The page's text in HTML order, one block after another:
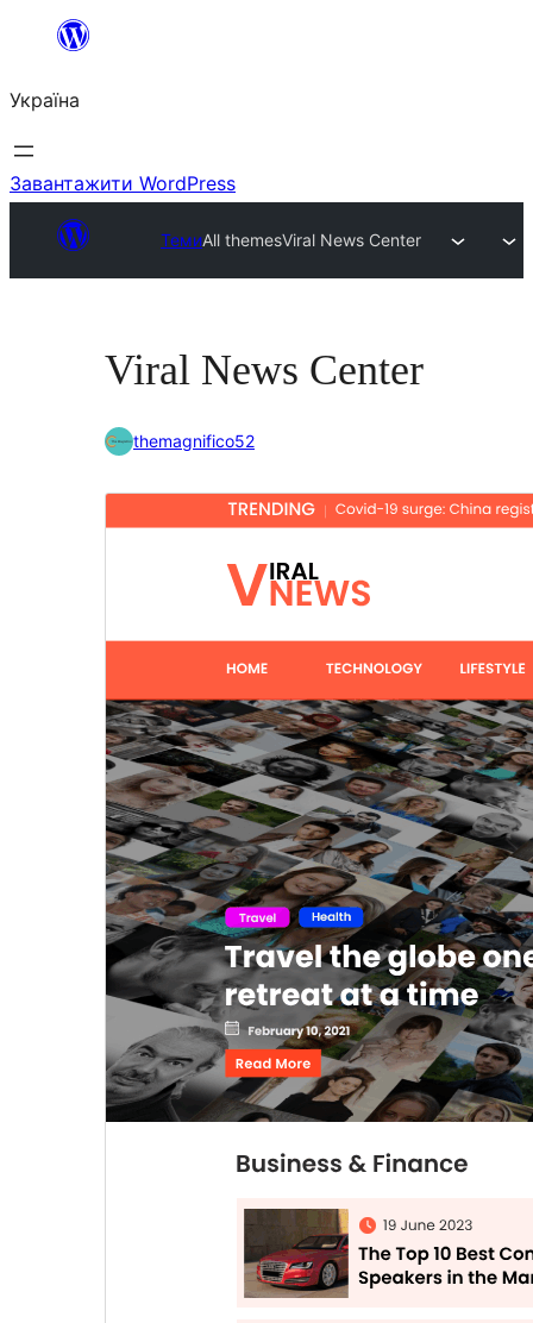
Перейти
вмісту
Україна
Завантажити WordPress
ТемиAll themesViral News Center
Viral News Center
themagnifico52